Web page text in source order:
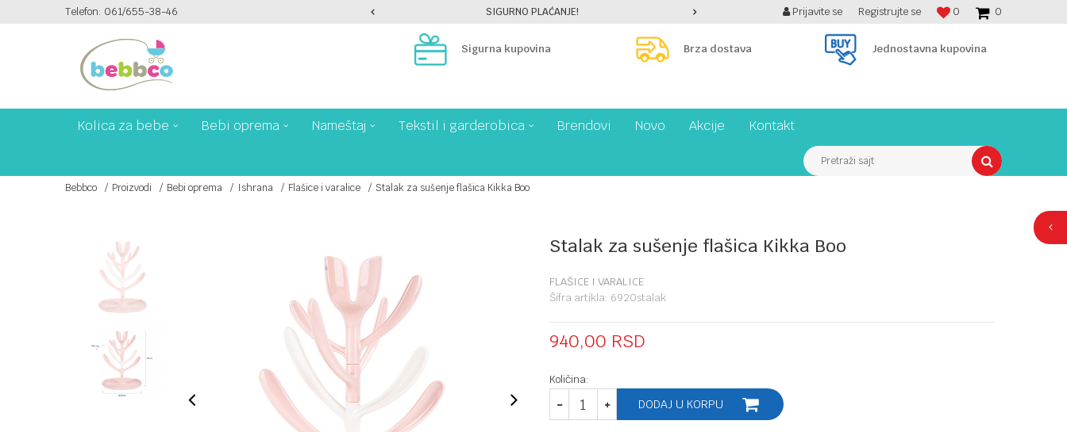
Telefon: 061/655-38-46PLAĆANJE PLATNIM KARTICAMA NA 6 RATA! SIGURNO PLAĆANJE! BESPLATNA ISPORUKA PREKO 7900 din! 0
0
Prijavite se Registrujte se
Sigurna kupovina Brza dostava Jednostavna kupovina
Kolica za bebe Bebi oprema Nameštaj Tekstil i garderobica Brendovi Novo Akcije Kontakt
Pretraži sajt
Bebbco Proizvodi Bebi oprema Ishrana Flašice i varalice Stalak za sušenje flašica Kikka Boo
Stalak za sušenje flašica Kikka Boo
FLAŠICE I VARALICE
Šifra artikla: 6920stalak
940,00 RSD
Količina:
DODAJ U KORPU